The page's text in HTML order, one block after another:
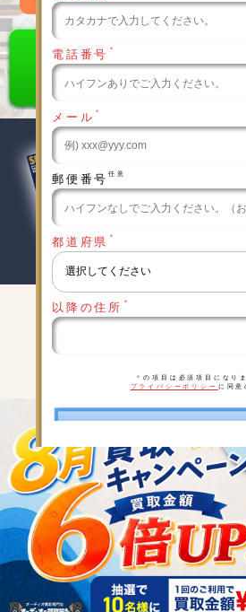
電話番号 ＊
メール ＊
郵便番号 任意
都道府県 ＊
以降の住所 ＊
＊の項目は必須項目になり
プライバシーポリシー に同意
0120-
キャンペーン